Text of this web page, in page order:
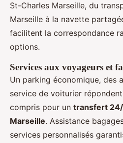
St-Charles Marseille, du
Marseille à la navette
facilitent la correspondance
options.
Services aux voyageurs et
Un parking économique, des
service de voiturier
compris pour un transfert
Marseille. Assistance
services personnalisés